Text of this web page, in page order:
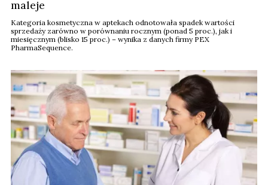
maleje
Kategoria kosmetyczna w aptekach odnotowała spadek wartości
sprzedaży zarówno w porównaniu rocznym (ponad 5 proc.), jak i
miesięcznym (blisko 15 proc.) – wynika z danych firmy PEX
PharmaSequence.